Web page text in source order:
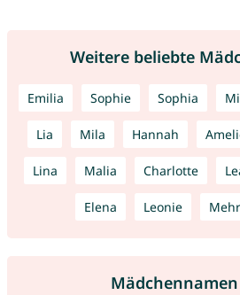
Weitere beliebte
Emilia Sophie Sophia
Lia Mila Hannah
Lina Malia Charlotte
Elena Leonie